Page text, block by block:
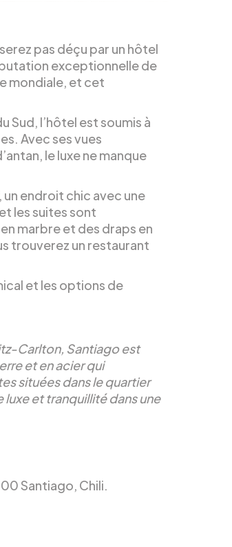
pas déçu par un hôtel
exceptionnelle de
mondiale, et cet
Sud, l’hôtel est soumis à
Avec ses vues
le luxe ne manque
un endroit chic avec une
les suites sont
marbre et des draps en
trouverez un restaurant
et les options de
Carlton, Santiago est
et en acier qui
situées dans le quartier
et tranquillité dans une
Santiago, Chili.